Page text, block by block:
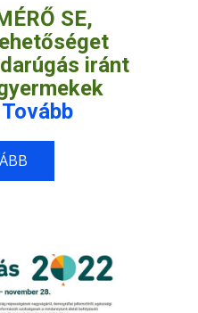
SE,
iránt
Tovább